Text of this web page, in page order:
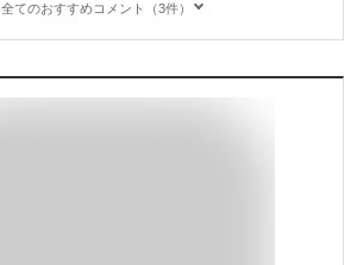
全てのおすすめコメント（3件）